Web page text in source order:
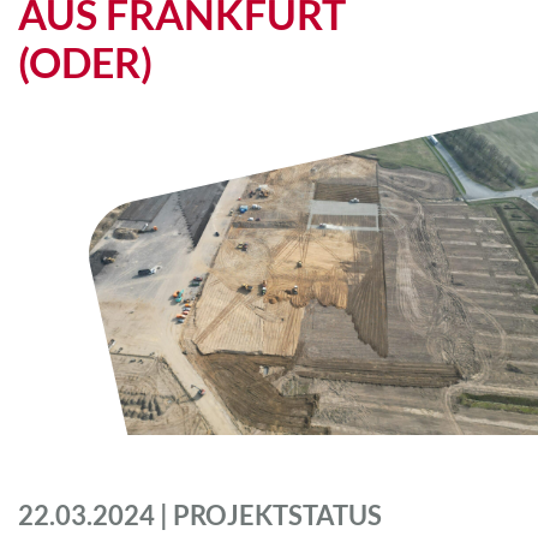
AUS FRANKFURT
(ODER)
22.03.2024 | PROJEKTSTATUS